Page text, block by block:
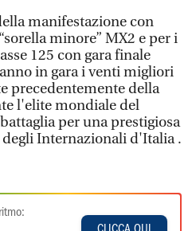
manifestazione con
minore” MX2 e per i
125 con gara finale
in gara i venti migliori
precedentemente della
l'elite mondiale del
per una prestigiosa
Internazionali d'Italia .